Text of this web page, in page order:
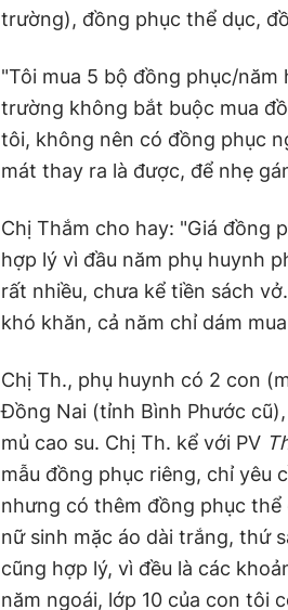
trường), đồng phục thể dục,
"Tôi mua 5 bộ đồng phục/năm
trường không bắt buộc mua
tôi, không nên có đồng phục
mát thay ra là được, để nhẹ
Chị Thắm cho hay: "Giá đồng
hợp lý vì đầu năm phụ huynh
rất nhiều, chưa kể tiền sách
khó khăn, cả năm chỉ dám
Chị Th., phụ huynh có 2 con
Đồng Nai (tỉnh Bình Phước
mủ cao su. Chị Th. kể với PV
mẫu đồng phục riêng, chỉ yêu
nhưng có thêm đồng phục
nữ sinh mặc áo dài trắng, thứ
cũng hợp lý, vì đều là các
năm ngoái, lớp 10 của con tôi